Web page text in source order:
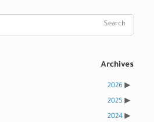
Archives
2026
2025
2024